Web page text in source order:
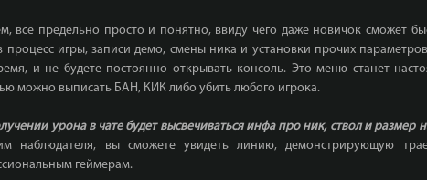
все предельно просто и понятно, ввиду чего даже новичок сможет
процесс игры, записи демо, смены ника и установки прочих
и не будете постоянно открывать консоль. Это меню станет
можно выписать БАН, КИК либо убить любого игрока.
урона в чате будет высвечиваться инфа про ник, ствол и размер
наблюдателя, вы сможете увидеть линию, демонстрирующую
геймерам.